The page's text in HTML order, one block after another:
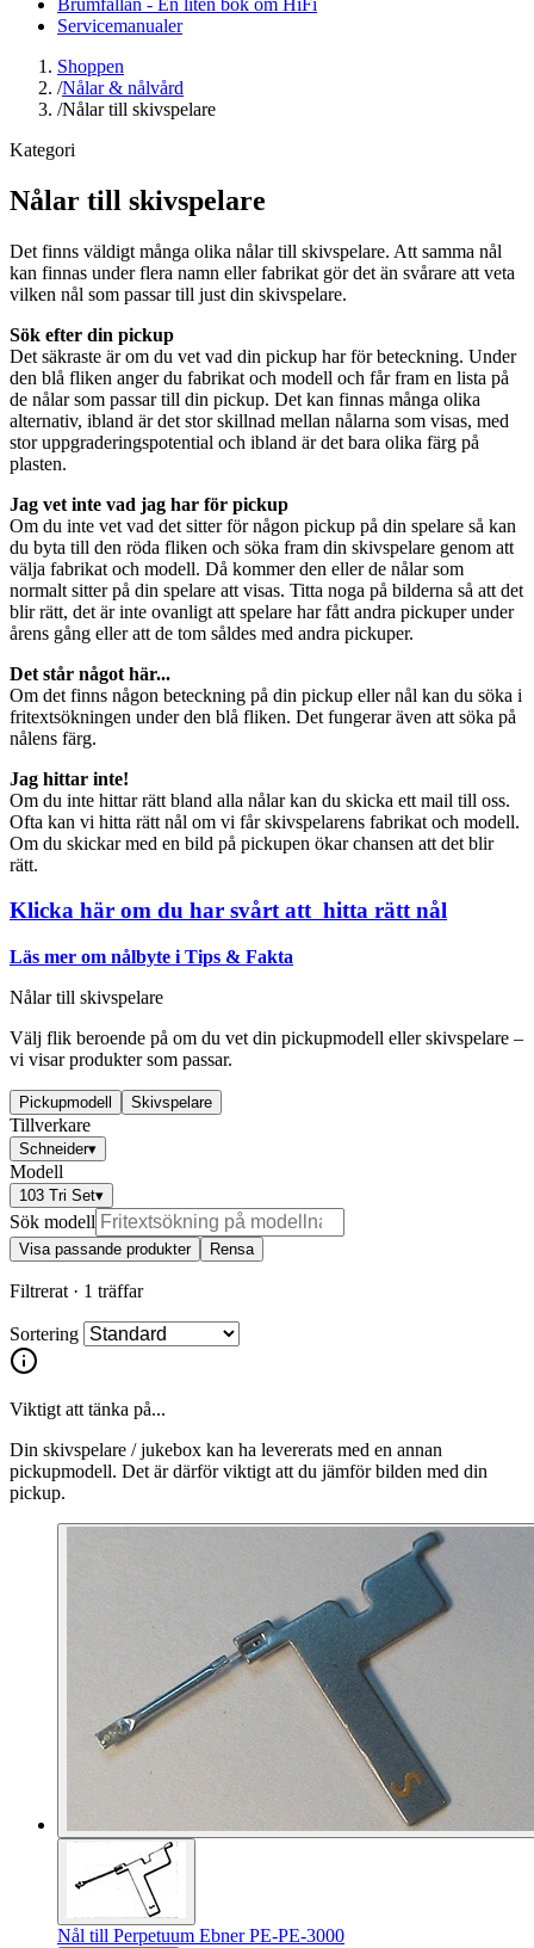
Servicemanualer
Shoppen
/Nålar & nålvård
/Nålar till skivspelare
Kategori
Nålar till skivspelare
Det finns väldigt många olika nålar till skivspelare. Att samma nål
kan finnas under flera namn eller fabrikat gör det än svårare att veta
vilken nål som passar till just din skivspelare.
Sök efter din pickup
Det säkraste är om du vet vad din pickup har för beteckning. Under
den blå fliken anger du fabrikat och modell och får fram en lista på
de nålar som passar till din pickup. Det kan finnas många olika
alternativ, ibland är det stor skillnad mellan nålarna som visas, med
stor uppgraderingspotential och ibland är det bara olika färg på
plasten.
Jag vet inte vad jag har för pickup
Om du inte vet vad det sitter för någon pickup på din spelare så kan
du byta till den röda fliken och söka fram din skivspelare genom att
välja fabrikat och modell. Då kommer den eller de nålar som
normalt sitter på din spelare att visas. Titta noga på bilderna så att det
blir rätt, det är inte ovanligt att spelare har fått andra pickuper under
årens gång eller att de tom såldes med andra pickuper.
Det står något här...
Om det finns någon beteckning på din pickup eller nål kan du söka i
fritextsökningen under den blå fliken. Det fungerar även att söka på
nålens färg.
Jag hittar inte!
Om du inte hittar rätt bland alla nålar kan du skicka ett mail till oss.
Ofta kan vi hitta rätt nål om vi får skivspelarens fabrikat och modell.
Om du skickar med en bild på pickupen ökar chansen att det blir
rätt.
Klicka här om du har svårt att hitta rätt nål
Läs mer om nålbyte i Tips & Fakta
Nålar till skivspelare
Välj flik beroende på om du vet din pickupmodell eller skivspelare –
vi visar produkter som passar.
Pickupmodell Skivspelare
Tillverkare
Schneider▾
Modell
103 Tri Set▾
Sök modell
Visa passande produkter Rensa
Filtrerat · 1 träffar
Sortering
Viktigt att tänka på...
Din skivspelare / jukebox kan ha levererats med en annan
pickupmodell. Det är därför viktigt att du jämför bilden med din
pickup.
Nål till Perpetuum Ebner PE-PE-3000